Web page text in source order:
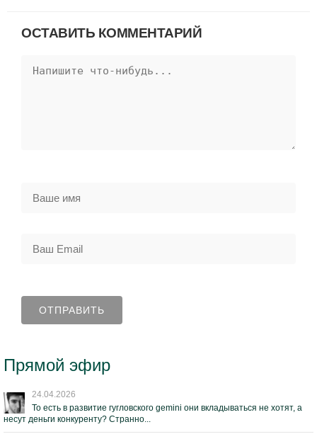
ОСТАВИТЬ КОММЕНТАРИЙ
Прямой эфир
24.04.2026
То есть в развитие гугловского gemini они вкладываться не хотят, а
несут деньги конкуренту? Странно...